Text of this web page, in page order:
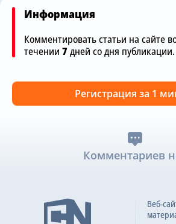
Информация
Комментировать статьи на сайте
течении 7дней со дня публикации.
Регистрация за 1
Комментариев
Веб-